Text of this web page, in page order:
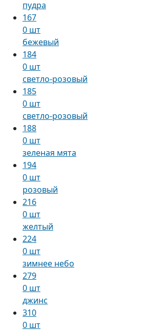
пудра
167
0 шт
бежевый
184
0 шт
светло-розовый
185
0 шт
светло-розовый
188
0 шт
зеленая мята
194
0 шт
розовый
216
0 шт
желтый
224
0 шт
зимнее небо
279
0 шт
джинс
310
0 шт